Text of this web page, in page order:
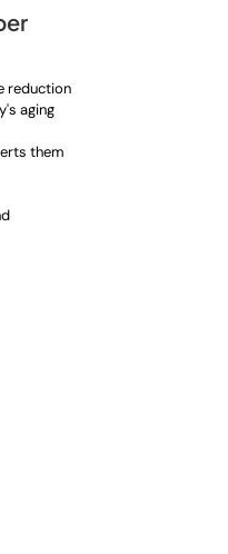
reduction
aging
them